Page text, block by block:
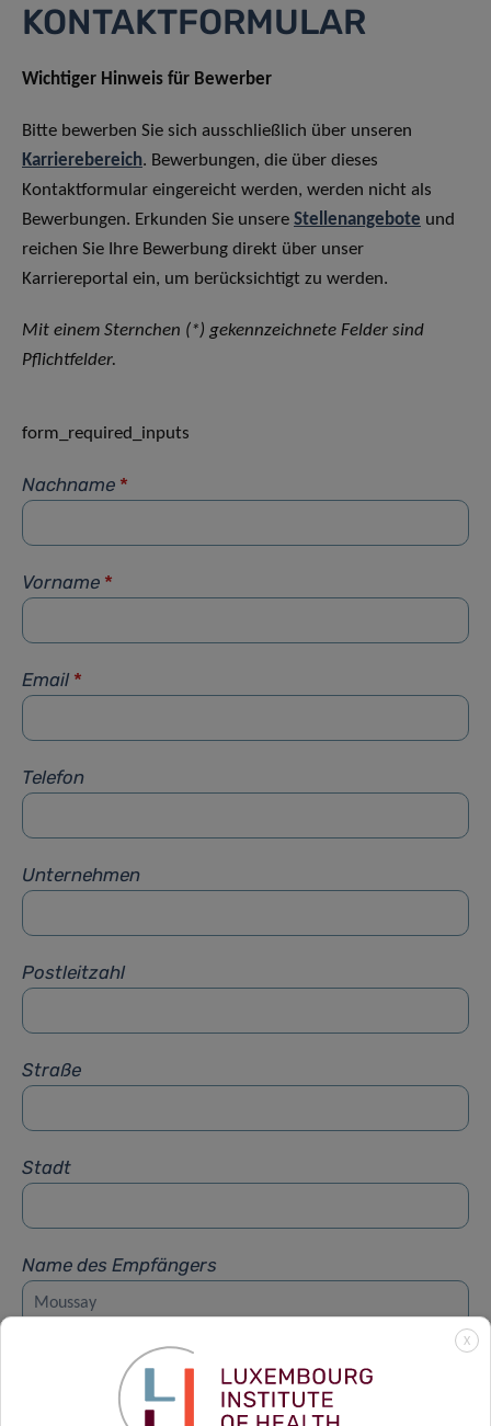
KONTAKTFORMULAR
Wichtiger Hinweis für Bewerber
Bitte bewerben Sie sich ausschließlich über unseren
Karrierebereich. Bewerbungen, die über dieses
Kontaktformular eingereicht werden, werden nicht als
Bewerbungen. Erkunden Sie unsere Stellenangebote und
reichen Sie Ihre Bewerbung direkt über unser
Karriereportal ein, um berücksichtigt zu werden.
Mit einem Sternchen (*) gekennzeichnete Felder sind
Pflichtfelder.
form_required_inputs
Nachname *
Vorname *
Email *
Telefon
Unternehmen
Postleitzahl
Straße
Stadt
Name des Empfängers
Vorname des Empfängers
X